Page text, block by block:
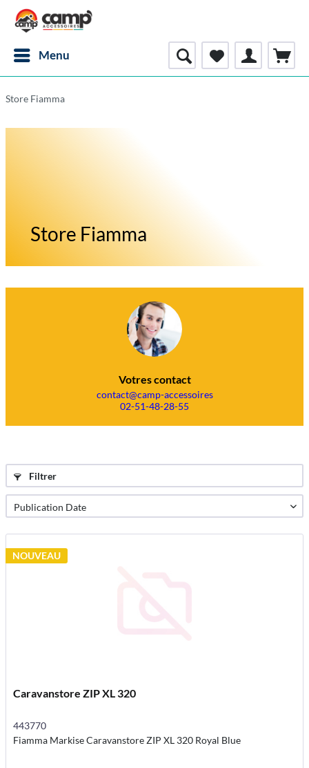
Menu
Store Fiamma
Store Fiamma
Votres contact
contact@camp-accessoires
02-51-48-28-55
Filtrer
NOUVEAU
Caravanstore ZIP XL 320
443770
Fiamma Markise Caravanstore ZIP XL 320 Royal Blue